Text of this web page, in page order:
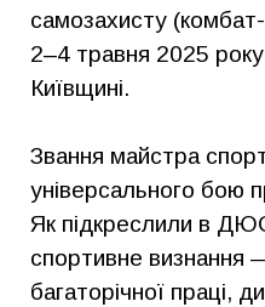
самозахисту
2–4 травня 2025
Київщині.
Звання майстра
універсального бою
Як підкреслили в
спортивне визнання
багаторічної праці,